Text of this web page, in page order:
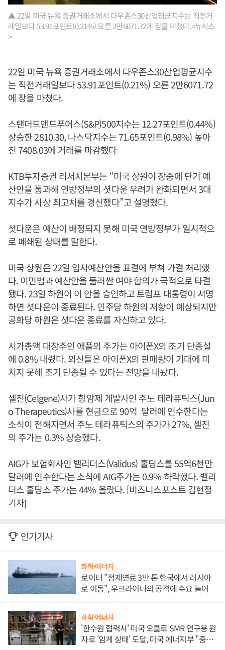
▲ 22일 미국 뉴욕 증권거래소에서 다우존스30산업평균지수는 직전거
래일보다 53.91포인트(0.21%) 오른 2만6071.72에 장을 마쳤다.<뉴시스
>
22일 미국 뉴욕 증권거래소에서 다우존스30산업평균지수
는 직전거래일보다 53.91포인트(0.21%) 오른 2만6071.72
에 장을 마쳤다.
스탠더드앤드푸어스(S&P)500지수는 12.27포인트(0.44%)
상승한 2810.30, 나스닥지수는 71.65포인트(0.98%) 높아
진 7408.03에 거래를 마감했다
KTB투자증권 리서치본부는 “미국 상원이 장중에 단기 예
산안을 통과해 연방정부의 셧다운 우려가 완화되면서 3대
지수가 사상 최고치를 경신했다”고 설명했다.
셧다운은 예산이 배정되지 못해 미국 연방정부가 일시적으
로 폐쇄된 상태를 말한다.
미국 상원은 22일 임시예산안을 표결에 부쳐 가결 처리했
다. 이민법과 예산안을 둘러싼 여야 합의가 극적으로 타결
됐다. 23일 하원이 이 안을 승인하고 트럼프 대통령이 서명
하면 셧다운이 종료된다. 민주당 하원의 저항이 예상되지만
공화당 하원은 셧다운 종료를 자신하고 있다.
시가총액 대장주인 애플의 주가는 아이폰X의 조기 단종설
에 0.8% 내렸다. 외신들은 아이폰X의 판매량이 기대에 미
치지 못해 조기 단종될 수 있다는 전망을 내놨다.
셀진(Celgene)사가 항암제 개발사인 주노 테라퓨틱스(Jun
o Therapeutics)사를 현금으로 90억 달러에 인수한다는
소식이 전해지면서 주노 테라퓨틱스의 주가가 27%, 셀진
의 주가는 0.3% 상승했다.
AIG가 보험회사인 밸리더스(Validus) 홀딩스를 55억6천만
달러에 인수한다는 소식에 AIG주가는 0.9% 하락했다. 밸리
더스 홀딩스 주가는 44% 올랐다. [비즈니스포스트 김현정
기자]
인기기사
화학·에너지
로이터 "정제연료 3만 톤 한국에서 러시아
로 이동", 우크라이나의 공격에 수요 늘어
화학·에너지
'한수원 협력사' 미국 오클로 SMR 연구용 원
자로 '임계 상태' 도달, 미국 에너지부 "중요